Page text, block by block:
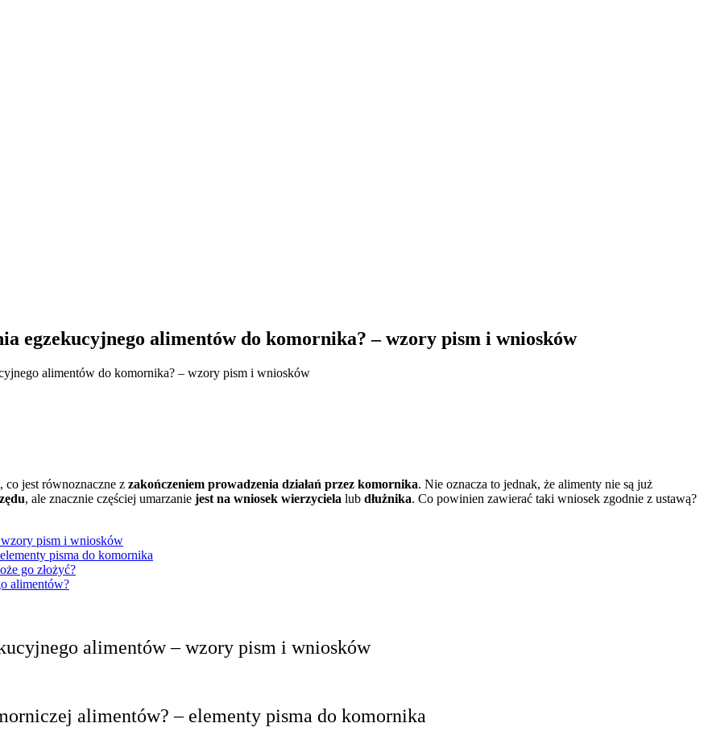
egzekucyjnego alimentów do komornika? – wzory pism i wniosków
alimentów do komornika? – wzory pism i wniosków
, co jest równoznaczne z zakończeniem prowadzenia działań przez komornika. Nie oznacza to jednak, że alimenty nie są już
, ale znacznie częściej umarzanie jest na wniosek wierzyciela lub dłużnika. Co powinien zawierać taki wniosek zgodnie z ustawą?
pism i wniosków
pisma do komornika
go złożyć?
alimentów?
alimentów – wzory pism i wniosków
alimentów? – elementy pisma do komornika